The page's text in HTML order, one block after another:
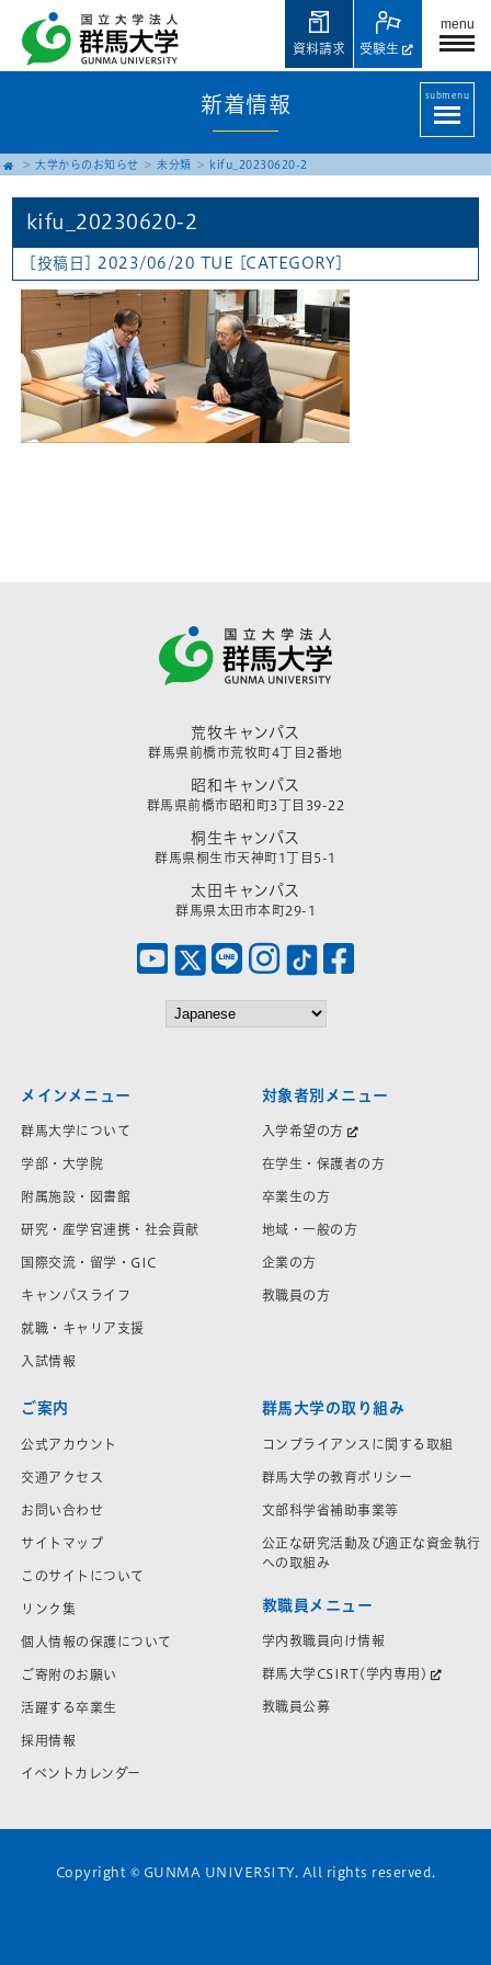
menu
受験生
資料請求
新着情報 submenu
大学からのお知らせ 未分類 kifu_20230620-2
kifu_20230620-2
[投稿日] 2023/06/20 TUE [CATEGORY]
荒牧キャンパス
群馬県前橋市荒牧町4丁目2番地
昭和キャンパス
群馬県前橋市昭和町3丁目39-22
桐生キャンパス
群馬県桐生市天神町1丁目5-1
太田キャンパス
群馬県太田市本町29-1
メインメニュー
群馬大学について
学部・大学院
附属施設・図書館
研究・産学官連携・社会貢献
国際交流・留学・GIC
キャンパスライフ
就職・キャリア支援
入試情報
対象者別メニュー
入学希望の方
在学生・保護者の方
卒業生の方
地域・一般の方
企業の方
教職員の方
ご案内
公式アカウント
交通アクセス
お問い合わせ
サイトマップ
このサイトについて
リンク集
個人情報の保護について
ご寄附のお願い
活躍する卒業生
採用情報
イベントカレンダー
群馬大学の取り組み
コンプライアンスに関する取組
群馬大学の教育ポリシー
文部科学省補助事業等
公正な研究活動及び適正な資金執行
への取組み
教職員メニュー
学内教職員向け情報
群馬大学CSIRT(学内専用)
教職員公募
Copyright © GUNMA UNIVERSITY. All rights reserved.